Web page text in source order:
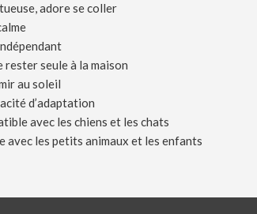
adore se coller
rester seule à la maison
au soleil
d’adaptation
avec les chiens et les chats
avec les petits animaux et les enfants